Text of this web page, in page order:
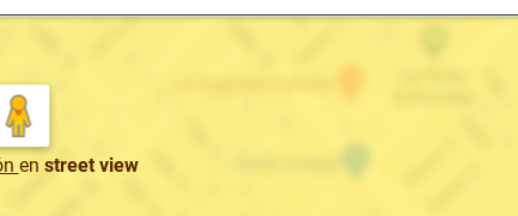
en street view